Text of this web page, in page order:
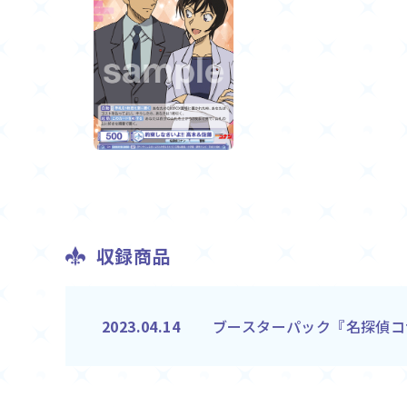
収録商品
2023.04.14 ブースターパック『名探偵